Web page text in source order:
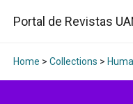
Portal de Revistas
Home > Collections >